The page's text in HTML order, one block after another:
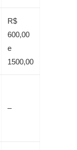
R$
600,00
e
1500,00
–